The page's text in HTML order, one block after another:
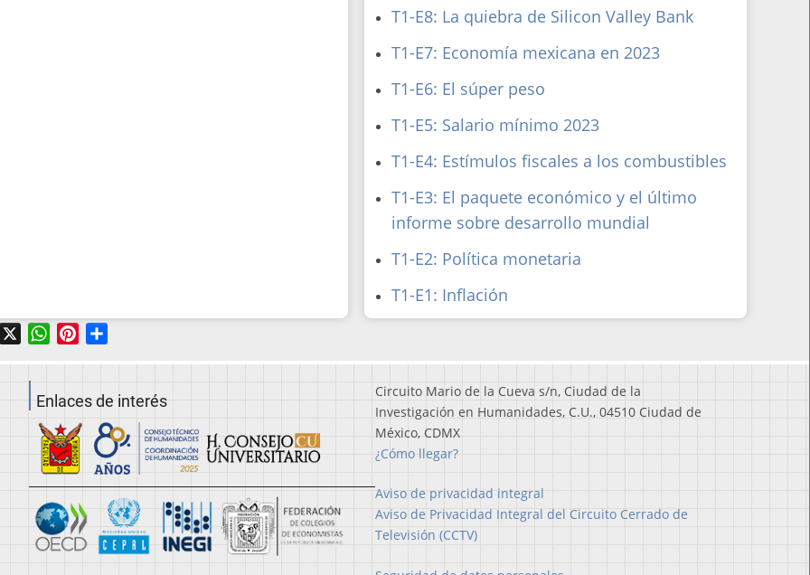
T1-E8: La quiebra de Silicon Valley Bank
T1-E7: Economía mexicana en 2023
T1-E6: El súper peso
T1-E5: Salario mínimo 2023
T1-E4: Estímulos fiscales a los combustibles
T1-E3: El paquete económico y el último
informe sobre desarrollo mundial
T1-E2: Política monetaria
T1-E1: Inflación
WhatsAppPinterest
Enlaces de interés
Circuito Mario de la Cueva s/n, Ciudad de la
Investigación en Humanidades, C.U., 04510 Ciudad de
México, CDMX
¿Cómo llegar?
Aviso de privacidad integral
Aviso de Privacidad Integral del Circuito Cerrado de
Televisión (CCTV)